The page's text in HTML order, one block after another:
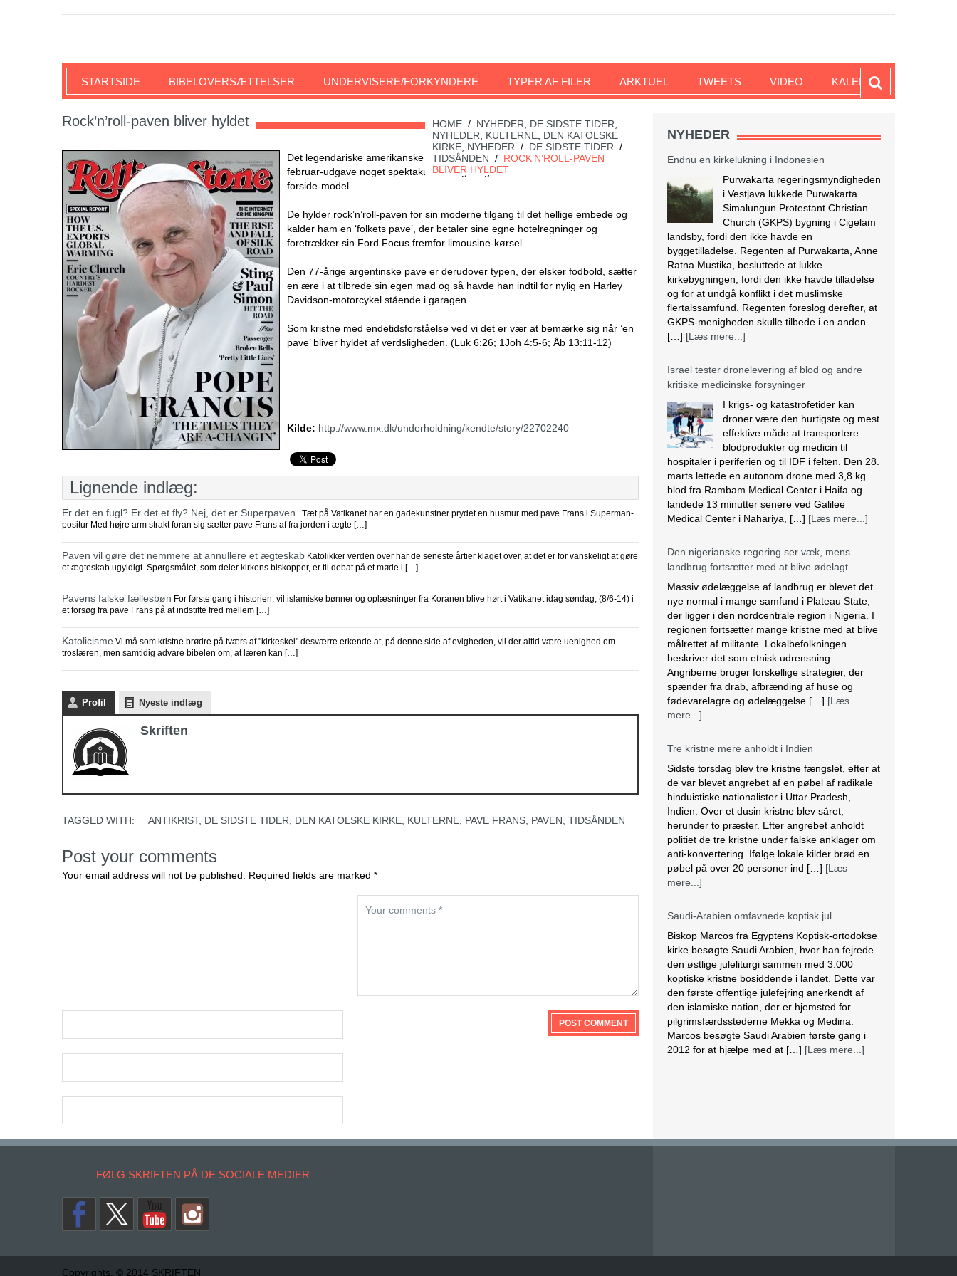
SKRIFTEN
STARTSIDE BIBELOVERSÆTTELSER UNDERVISERE/FORKYNDERE TYPER AF FILER ARKTUEL TWEETS VIDEO KALENDER
HOME / NYHEDER DE SIDSTE TIDER
NYHEDER
KULTERNE DEN KATOLSKE
KIRKE NYHEDER / DE SIDSTE TIDER /
TIDSÅNDEN / ROCK’N’ROLL-PAVEN
BLIVER HYLDET
Rock’n’roll-paven bliver hyldet
Det legendariske amerikanske Rock-magasinet Rolling Stone har i deres
februar-udgave noget spektakulært valgt at gøre Pave Frans til månedens
forside-model.
De hylder rock’n’roll-paven for sin moderne tilgang til det hellige embede og
kalder ham en ‘folkets pave’, der betaler sine egne hotelregninger og
foretrækker sin Ford Focus fremfor limousine-kørsel.
Den 77-årige argentinske pave er derudover typen, der elsker fodbold, sætter
en ære i at tilbrede sin egen mad og så havde han indtil for nylig en Harley
Davidson-motorcykel stående i garagen.
Som kristne med endetidsforståelse ved vi det er vær at bemærke sig når ’en
pave’ bliver hyldet af verdsligheden. (Luk 6:26; 1Joh 4:5-6; Åb 13:11-12)
Kilde: http://www.mx.dk/underholdning/kendte/story/22702240
Lignende indlæg:
Er det en fugl? Er det et fly? Nej, det er Superpaven Tæt på Vatikanet har en gadekunstner prydet en husmur med pave Frans i Superman-
positur Med højre arm strakt foran sig sætter pave Frans af fra jorden i ægte […]
Paven vil gøre det nemmere at annullere et ægteskab Katolikker verden over har de seneste årtier klaget over, at det er for vanskeligt at gøre
et ægteskab ugyldigt. Spørgsmålet, som deler kirkens biskopper, er til debat på et møde i […]
Pavens falske fællesbøn For første gang i historien, vil islamiske bønner og oplæsninger fra Koranen blive hørt i Vatikanet idag søndag, (8/6-14) i
et forsøg fra pave Frans på at indstifte fred mellem […]
Katolicisme Vi må som kristne brødre på tværs af "kirkeskel" desværre erkende at, på denne side af evigheden, vil der altid være uenighed om
troslæren, men samtidig advare bibelen om, at læren kan […]
Profil Nyeste indlæg
Skriften
TAGGED WITH: ANTIKRIST, DE SIDSTE TIDER DEN KATOLSKE KIRKE KULTERNE PAVE FRANS PAVEN TIDSÅNDEN
Post your comments
Your email address will not be published. Required fields are marked *
NYHEDER
Endnu en kirkelukning i Indonesien
Purwakarta regeringsmyndigheden
i Vestjava lukkede Purwakarta
Simalungun Protestant Christian
Church (GKPS) bygning i Cigelam
landsby, fordi den ikke havde en
byggetilladelse. Regenten af Purwakarta, Anne
Ratna Mustika, besluttede at lukke
kirkebygningen, fordi den ikke havde tilladelse
og for at undgå konflikt i det muslimske
flertalssamfund. Regenten foreslog derefter, at
GKPS-menigheden skulle tilbede i en anden
[…] [Læs mere...]
Israel tester dronelevering af blod og andre
kritiske medicinske forsyninger
I krigs- og katastrofetider kan
droner være den hurtigste og mest
effektive måde at transportere
blodprodukter og medicin til
hospitaler i periferien og til IDF i felten. Den 28.
marts lettede en autonom drone med 3,8 kg
blod fra Rambam Medical Center i Haifa og
landede 13 minutter senere ved Galilee
Medical Center i Nahariya, […] [Læs mere...]
Den nigerianske regering ser væk, mens
landbrug fortsætter med at blive ødelagt
Massiv ødelæggelse af landbrug er blevet det
nye normal i mange samfund i Plateau State,
der ligger i den nordcentrale region i Nigeria. I
regionen fortsætter mange kristne med at blive
målrettet af militante. Lokalbefolkningen
beskriver det som etnisk udrensning.
Angriberne bruger forskellige strategier, der
spænder fra drab, afbrænding af huse og
fødevarelagre og ødelæggelse […] [Læs
mere...]
Tre kristne mere anholdt i Indien
Sidste torsdag blev tre kristne fængslet, efter at
de var blevet angrebet af en pøbel af radikale
hinduistiske nationalister i Uttar Pradesh,
Indien. Over et dusin kristne blev såret,
herunder to præster. Efter angrebet anholdt
politiet de tre kristne under falske anklager om
anti-konvertering. Ifølge lokale kilder brød en
pøbel på over 20 personer ind […] [Læs
mere...]
Saudi-Arabien omfavnede koptisk jul.
Biskop Marcos fra Egyptens Koptisk-ortodokse
kirke besøgte Saudi Arabien, hvor han fejrede
den østlige juleliturgi sammen med 3.000
koptiske kristne bosiddende i landet. Dette var
den første offentlige julefejring anerkendt af
den islamiske nation, der er hjemsted for
pilgrimsfærdsstederne Mekka og Medina.
Marcos besøgte Saudi Arabien første gang i
2012 for at hjælpe med at […] [Læs mere...]
BBC. Dermed er Costa Rica det første
FØLG SKRIFTEN PÅ DE SOCIALE MEDIER
Copyrights. © 2014 SKRIFTEN